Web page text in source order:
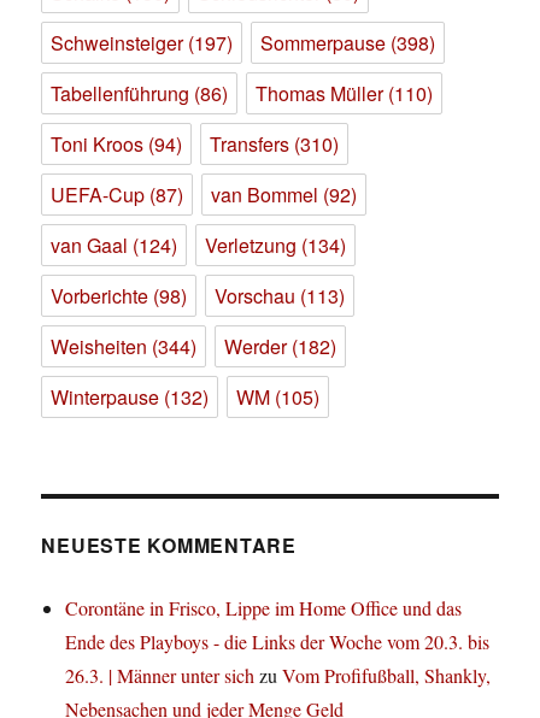
Schweinsteiger(197) Sommerpause (398)
Tabellenführung (86) Thomas Müller(110)
Toni Kroos (94) Transfers (310)
UEFA-Cup (87) van Bommel (92)
van Gaal (124) Verletzung (134)
Vorberichte (98) Vorschau (113)
Weisheiten (344) Werder(182)
Winterpause (132) WM (105)
NEUESTE KOMMENTARE
Corontäne in Frisco, Lippe im Home Office und das
Ende des Playboys - die Links der Woche vom 20.3. bis
26.3. | Männer unter sichzuVom Profifußball, Shankly,
Nebensachen und jeder Menge Geld